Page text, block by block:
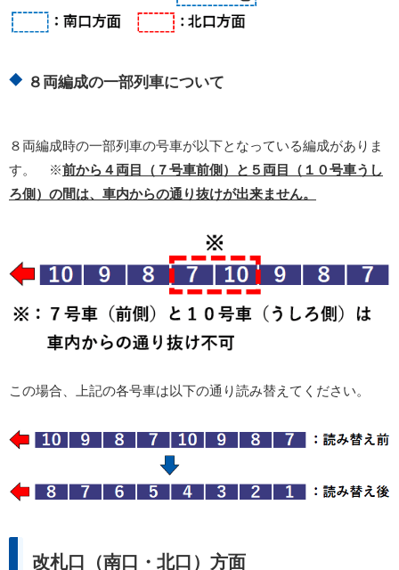
８両編成の一部列車について
８両編成時の一部列車の号車が以下となっている編成がありま
す。 ※前から４両目（７号車前側）と５両目（１０号車うし
ろ側）の間は、車内からの通り抜けが出来ません。
この場合、上記の各号車は以下の通り読み替えてください。
改札口（南口・北口）方面